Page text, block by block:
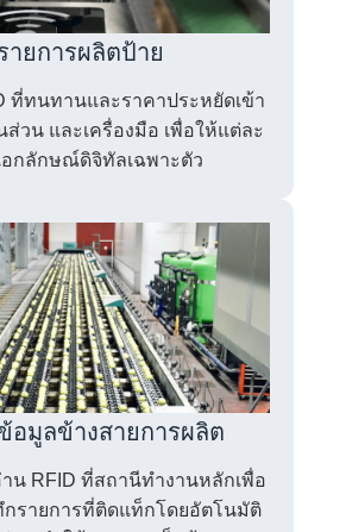
ายการผลิตป้าย
ที่ทนทานและราคาประหยัดเข้า
วน และเครื่องมือ เพื่อให้แต่ละ
กลักษณ์ดิจิทัลเฉพาะตัว
อมูลข้างสายการผลิต
าน RFID ที่สถานีทำงานหลักเพื่อ
รายการที่ติดแท็กโดยอัตโนมัติ